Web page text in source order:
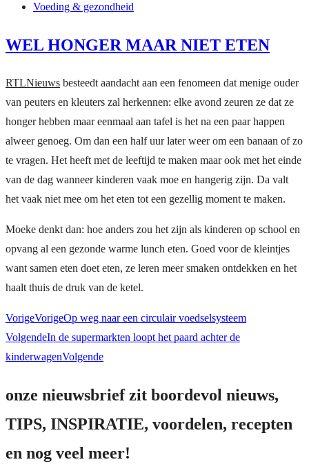
Voeding & gezondheid
WEL HONGER MAAR NIET ETEN
RTLNieuws besteedt aandacht aan een fenomeen dat menige ouder
van peuters en kleuters zal herkennen: elke avond zeuren ze dat ze
honger hebben maar eenmaal aan tafel is het na een paar happen
alweer genoeg. Om dan een half uur later weer om een banaan of zo
te vragen. Het heeft met de leeftijd te maken maar ook met het einde
van de dag wanneer kinderen vaak moe en hangerig zijn. Da valt
het vaak niet mee om het eten tot een gezellig moment te maken.
Moeke denkt dan: hoe anders zou het zijn als kinderen op school en
opvang al een gezonde warme lunch eten. Goed voor de kleintjes
want samen eten doet eten, ze leren meer smaken ontdekken en het
haalt thuis de druk van de ketel.
VorigeVorigeOp weg naar een circulair voedselsysteem
VolgendeIn de supermarkten loopt het paard achter de
kinderwagenVolgende
onze nieuwsbrief zit boordevol nieuws,
TIPS, INSPIRATIE, voordelen, recepten
en nog veel meer!